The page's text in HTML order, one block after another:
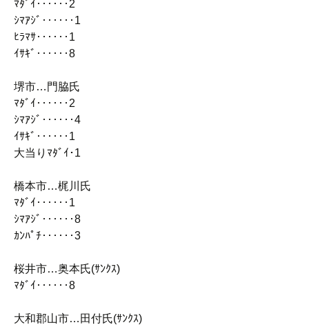
ﾏﾀﾞｲ‥‥‥2
ｼﾏｱｼﾞ‥‥‥1
ﾋﾗﾏｻ‥‥‥1
ｲｻｷﾞ‥‥‥8
堺市…門脇氏
ﾏﾀﾞｲ‥‥‥2
ｼﾏｱｼﾞ‥‥‥4
ｲｻｷﾞ‥‥‥1
大当りﾏﾀﾞｲ･1
橋本市…梶川氏
ﾏﾀﾞｲ‥‥‥1
ｼﾏｱｼﾞ‥‥‥8
ｶﾝﾊﾟﾁ‥‥‥3
桜井市…奥本氏(ｻﾝｸｽ)
ﾏﾀﾞｲ‥‥‥8
大和郡山市…田付氏(ｻﾝｸｽ)